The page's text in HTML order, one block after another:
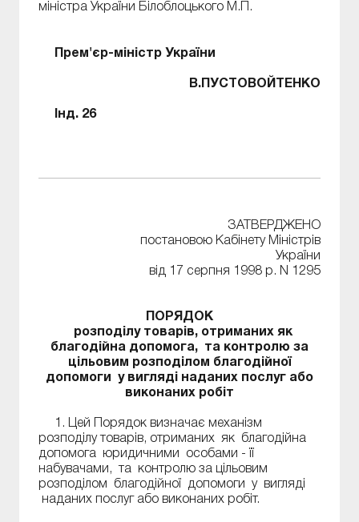
міністра України Білоблоцького М.П.
Прем'єр-міністр України
В.ПУСТОВОЙТЕНКО
Інд. 26
ЗАТВЕРДЖЕНО
постановою Кабінету Міністрів
України
від 17 серпня 1998 р. N 1295
ПОРЯДОК
розподілу товарів, отриманих як
благодійна допомога, та контролю за
цільовим розподілом благодійної
допомоги у вигляді наданих послуг або
виконаних робіт
1. Цей Порядок визначає механізм
розподілу товарів, отриманих як благодійна
допомога юридичними особами - її
набувачами, та контролю за цільовим
розподілом благодійної допомоги у вигляді
наданих послуг або виконаних робіт.